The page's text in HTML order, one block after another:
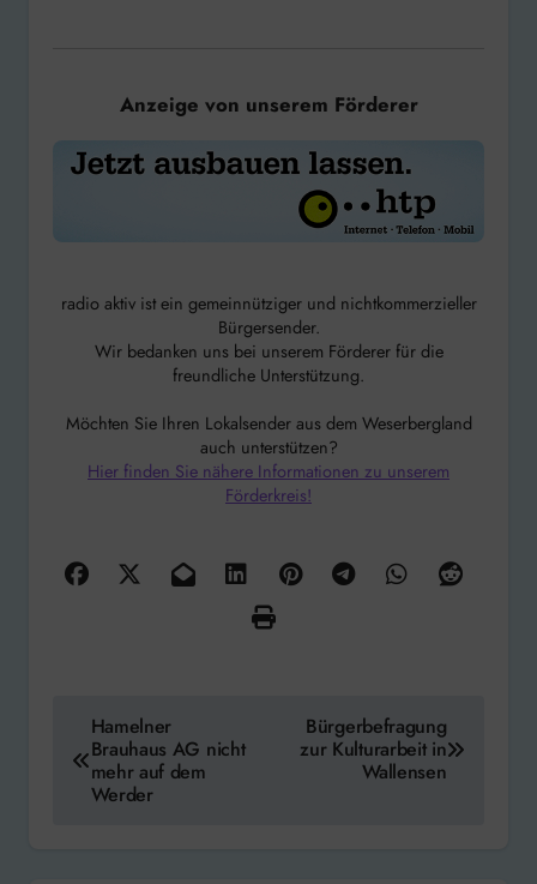
Anzeige von unserem Förderer
radio aktiv ist ein gemeinnütziger und nichtkommerzieller
Bürgersender.
Wir bedanken uns bei unserem Förderer für die
freundliche Unterstützung.
Möchten Sie Ihren Lokalsender aus dem Weserbergland
auch unterstützen?
Hier finden Sie nähere Informationen zu unserem
Förderkreis!
Beitragsnavigation
Hamelner
Brauhaus AG nicht
mehr auf dem
Werder
Bürgerbefragung
zur Kulturarbeit in
Wallensen